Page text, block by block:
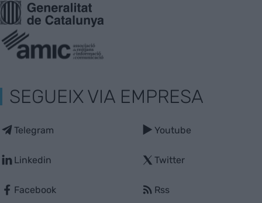
SEGUEIX VIA EMPRESA
Telegram
Linkedin
Facebook
Youtube
Twitter
Rss